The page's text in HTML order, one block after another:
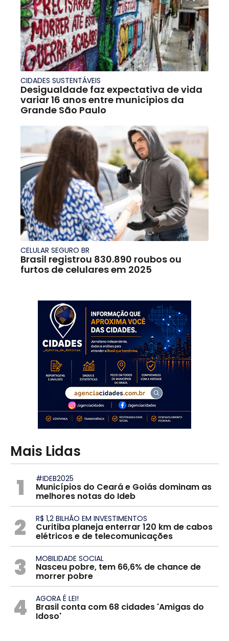
CIDADES SUSTENTÁVEIS
Desigualdade faz expectativa de vida
variar 16 anos entre municípios da
Grande São Paulo
CELULAR SEGURO BR
Brasil registrou 830.890 roubos ou
furtos de celulares em 2025
Mais Lidas
1 #IDEB2025
Municípios do Ceará e Goiás dominam as
melhores notas do Ideb
2 R$ 1,2 BILHÃO EM INVESTIMENTOS
Curitiba planeja enterrar 120 km de cabos
elétricos e de telecomunicações
3 MOBILIDADE SOCIAL
Nasceu pobre, tem 66,6% de chance de
morrer pobre
4 AGORA É LEI!
Brasil conta com 68 cidades 'Amigas do
Idoso'